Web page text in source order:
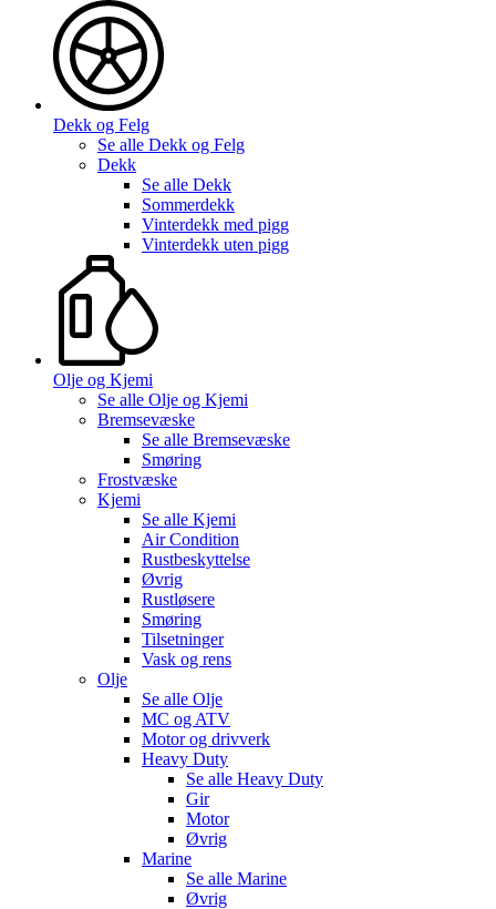
Dekk og Felg
Se alle Dekk og Felg
Dekk
Se alle Dekk
Sommerdekk
Vinterdekk med pigg
Vinterdekk uten pigg
Olje og Kjemi
Se alle Olje og Kjemi
Bremsevæske
Se alle Bremsevæske
Smøring
Frostvæske
Kjemi
Se alle Kjemi
Air Condition
Rustbeskyttelse
Øvrig
Rustløsere
Smøring
Tilsetninger
Vask og rens
Olje
Se alle Olje
MC og ATV
Motor og drivverk
Heavy Duty
Se alle Heavy Duty
Gir
Motor
Øvrig
Marine
Se alle Marine
Øvrig